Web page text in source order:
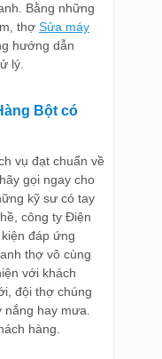
Bằng những
thợ Sửa máy
hướng dẫn
lý.
Bột có
vụ đạt chuẩn về
gọi ngay cho
kỹ sư có tay
công ty Điện
đáp ứng
thợ vô cùng
với khách
đội thợ chúng
hay mưa.
hàng.